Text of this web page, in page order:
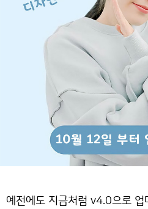
예전에도 지금처럼 v4.0으로 업